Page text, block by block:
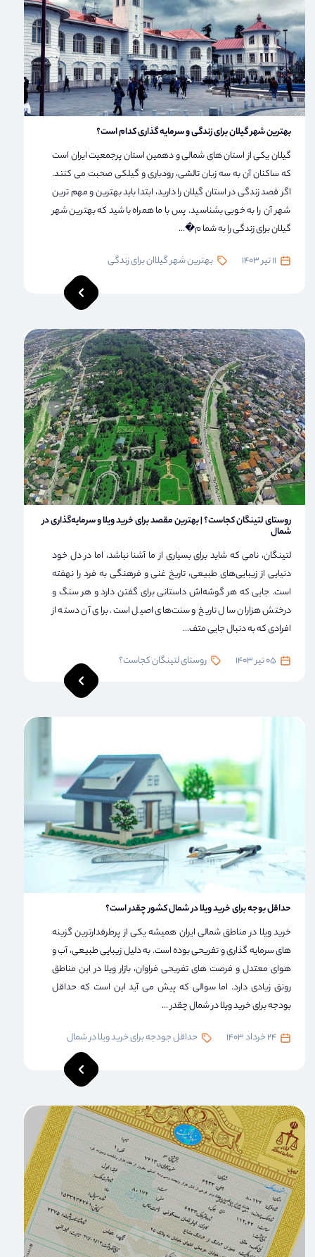
بهترین شهر گیلان برای زندگی و سرمایه گذاری کدام است؟
گیلان یکی از استان های شمالی و دهمین استان پرجمعیت ایران است
که ساکنان آن به سه زبان تالشی، رودباری و گیلکی صحبت می کنند.
اگر قصد زندگی در استان گیلان را دارید، ابتدا باید بهترین و مهم ترین
شهر آن را به خوبی بشناسید. پس با ما همراه باشید که بهترین شهر
گیلان برای زندگی را به شما م�...
11 تیر 1403 بهترین شهر گیلاان برای زندگی
روستای لتینگان کجاست؟ | بهترین مقصد برای خرید ویلا و سرمایه‌گذاری در
شمال
لتینگان، نامی که شاید برای بسیاری از ما آشنا نباشد، اما در دل خود
دنیایی از زیبایی‌های طبیعی، تاریخ غنی و فرهنگی به فرد را نهفته
است. جایی که هر گوشه‌اش داستانی برای گفتن دارد و هر سنگ و
درختش هزاران سال تاریخ و سنت‌های اصیل است. برای آن دسته از
افرادی که به دنبال جایی متف...
05 تیر 1403 روستای لتینگان کجاست؟
حداقل بوجه برای خرید ویلا در شمال کشور چقدر است؟
خرید ویلا در مناطق شمالی ایران همیشه یکی از پرطرفدارترین گزینه
های سرمایه گذاری و تفریحی بوده است. به دلیل زیبایی طبیعی، آب و
هوای معتدل و فرصت های تفریحی فراوان، بازار ویلا در این مناطق
رونق زیادی دارد. اما سوالی که پیش می آید این است که حداقل
بودجه برای خرید ویلا در شمال چقدر ...
24 خرداد 1403 حداقل جودجه برای خرید ویلا در شمال